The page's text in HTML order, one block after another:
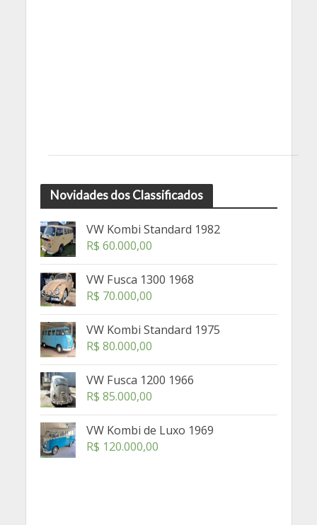
Novidades dos Classificados
VW Kombi Standard 1982
R$ 60.000,00
VW Fusca 1300 1968
R$ 70.000,00
VW Kombi Standard 1975
R$ 80.000,00
VW Fusca 1200 1966
R$ 85.000,00
VW Kombi de Luxo 1969
R$ 120.000,00